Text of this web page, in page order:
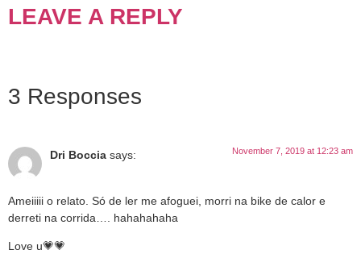
LEAVE A REPLY
3 Responses
Dri Boccia says: November 7, 2019 at 12:23 am
Ameiiiii o relato. Só de ler me afoguei, morri na bike de calor e
derreti na corrida…. hahahahaha
Love u💗💗